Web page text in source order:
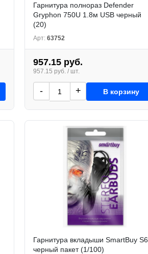
Гарнитура полнораз Defender
Gryphon 750U 1.8м USB черный
(20)
Арт: 63752
957.15 руб.
957.15 руб. / шт.
- + В корзину
Гарнитура вкладыши SmartBuy S6
черный пакет (1/100)